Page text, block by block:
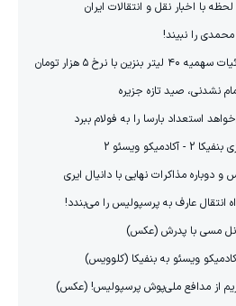
با اخبار نقل و انتقالات ایران
محمدی را نبیند!
بنزین با نرخ ۵ هزار تومان
نشدنی، صید تازه جزیره
استعداد بارسا را به فولام ببرد
آکادمیکو ویسئو 2
و دوباره مذاکرات نهایی با دانیال ایری
انتقال عارف به پرسپولیس را می‌بندد!
مسی با پدرش (عکس)
ویسئو به بنفیکا (کلوویس)
از مدافع ملی‌پوش پرسپولیس! (عکس)